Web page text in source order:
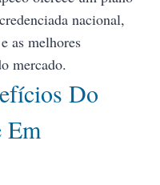
nacional,
as melhores
mercado.
Do
Em